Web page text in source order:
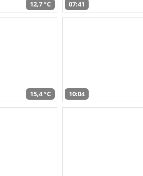
12,7 °C 07:41
15,4 °C 10:04